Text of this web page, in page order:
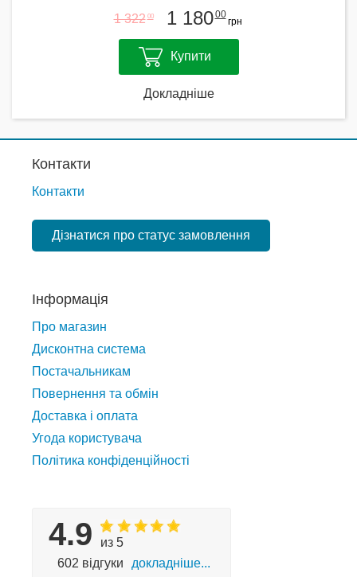
1 322 00 1 18000
грн
Купити
Докладніше
Контакти
Контакти
Дізнатися про статус замовлення
Інформація
Про магазин
Дисконтна система
Постачальникам
Повернення та обмін
Доставка і оплата
Угода користувача
Політика конфіденційності
4.9
из 5
602 відгуки
докладніше...